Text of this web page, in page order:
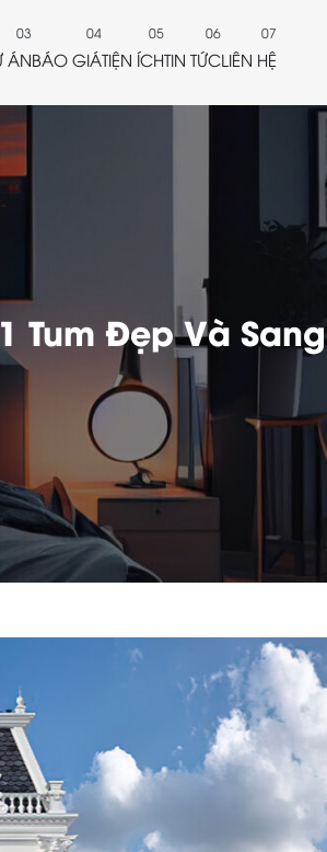
ÁNBÁO GIÁTIỆN ÍCHTIN TỨCLIÊN HỆ
Tum Đẹp Và Sang